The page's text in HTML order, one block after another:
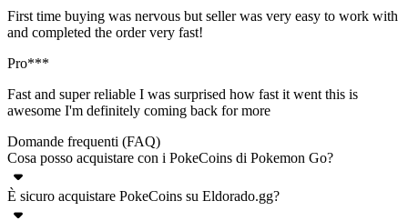
First time buying was nervous but seller was very easy to work with
and completed the order very fast!
Pro***
Fast and super reliable I was surprised how fast it went this is
awesome I'm definitely coming back for more
Domande frequenti (FAQ)
Cosa posso acquistare con i PokeCoins di Pokemon Go?
I PokeCoins sono la valuta premium utilizzata nel gioco Pokemon
È sicuro acquistare PokeCoins su Eldorado.gg?